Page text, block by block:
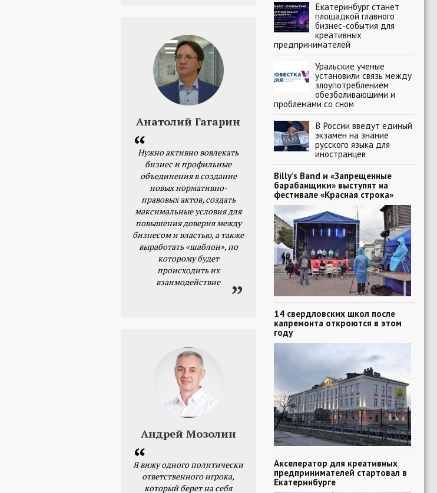
Анатолий Гагарин
Нужно активно вовлекать
бизнес и профильные
объединения в создание
новых нормативно-
правовых актов, создать
максимальные условия для
повышения доверия между
бизнесом и властью, а также
выработать «шаблон», по
которому будет
происходить их
взаимодействие
Андрей Мозолин
Я вижу одного политически
ответственного игрока,
который берет на себя
Екатеринбург станет
площадкой главного
бизнес-события для
креативных
предпринимателей
Уральские ученые
установили связь между
злоупотреблением
обезболивающими и
проблемами со сном
В России введут единый
экзамен на знание
русского языка для
иностранцев
Billy’s Band и «Запрещенные
барабанщики» выступят на
фестивале «Красная строка»
14 свердловских школ после
капремонта откроются в этом
году
Акселератор для креативных
предпринимателей стартовал в
Екатеринбурге